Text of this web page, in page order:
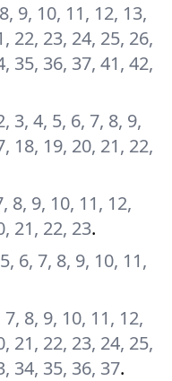
9, 10, 11, 12, 13,
22, 23, 24, 25, 26,
35, 36, 37, 41, 42,
3, 4, 5, 6, 7, 8, 9,
18, 19, 20, 21, 22,
8, 9, 10, 11, 12,
21, 22, 23.
6, 7, 8, 9, 10, 11,
8, 9, 10, 11, 12,
21, 22, 23, 24, 25,
34, 35, 36, 37.